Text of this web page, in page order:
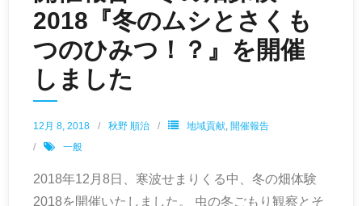
2018『冬のムシとさくも
つのひみつ！？』を開催
しました
12月 8, 2018 秋野 順治 地域貢献, 開催報告
一般
2018年12月8日、寒波せまりくる中、冬の畑体験
2018を開催いたしました。 虫の冬ごもり観察とそ